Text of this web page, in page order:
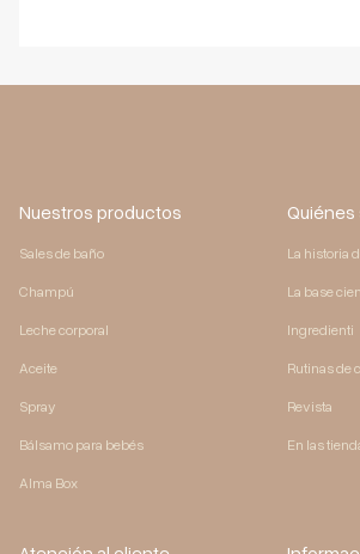
Nuestros productos
Sales de baño
Champú
Leche corporal
Aceite
Spray
Bálsamo para bebés
Alma Box
La historia
La base
Ingredienti
Rutinas de
Revista
En las